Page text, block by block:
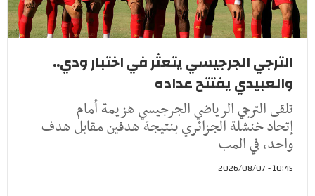
الترجي الجرجيسي يتعثر في اختبار ودي..
والعبيدي يفتتح عداده
تلقى الترجي الرياضي الجرجيسي هزيمة أمام
إتحاد خنشلة الجزائري بنتيجة هدفين مقابل هدف
واحد، في المب
10:45 - 2026/08/07